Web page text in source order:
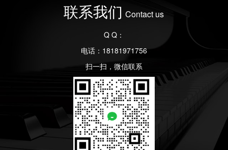
联系我们 Contact us
Q Q：
电话：18181971756
扫一扫，微信联系